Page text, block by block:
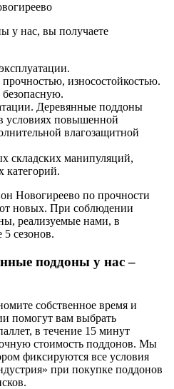
у нас, вы получаете
износостойкостью.
Деревянные поддоны
условиях повышенной
влагозащитной
складских манипуляций,
категорий.
Новогиреево по прочности
новых. При соблюдении
реализуемые нами, в
5 сезонов.
поддоны у нас –
собственное время и
помогут вам выбрать
в течение 15 минут
стоимость поддонов. Мы
фиксируются все условия
при покупке поддонов